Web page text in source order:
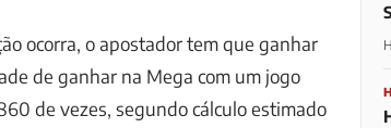
ocorra, o apostador tem que ganhar
de ganhar na Mega com um jogo
de vezes, segundo cálculo estimado